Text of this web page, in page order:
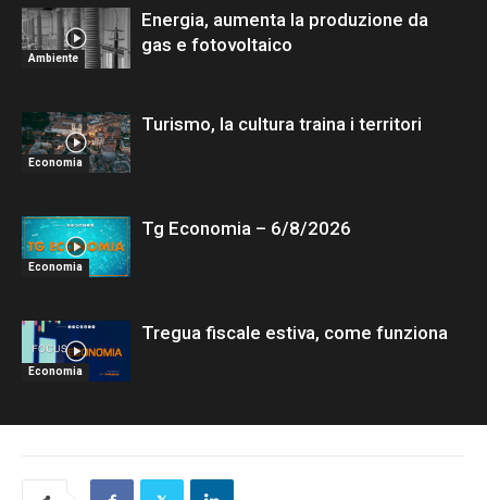
Ambiente
Energia, aumenta la produzione da
gas e fotovoltaico
Economia
Turismo, la cultura traina i territori
Economia
Tg Economia – 6/8/2026
Economia
Tregua fiscale estiva, come funziona